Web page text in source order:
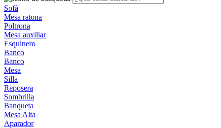
Sofá
Mesa ratona
Poltrona
Mesa auxiliar
Esquinero
Banco
Banco
Mesa
Silla
Reposera
Sombrilla
Banqueta
Mesa Alta
Aparador